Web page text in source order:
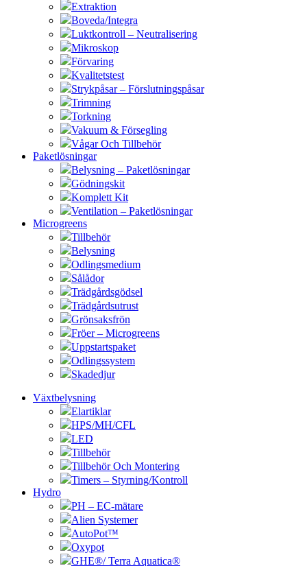
Extraktion
Boveda/Integra
Luktkontroll – Neutralisering
Mikroskop
Förvaring
Kvalitetstest
Strykpåsar – Förslutningspåsar
Trimning
Torkning
Vakuum & Försegling
Vågar Och Tillbehör
Paketlösningar
Belysning – Paketlösningar
Gödningskit
Komplett Kit
Ventilation – Paketlösningar
Microgreens
Tillbehör
Belysning
Odlingsmedium
Sålådor
Trädgårdsgödsel
Trädgårdsutrust
Grönsaksfrön
Fröer – Microgreens
Uppstartspaket
Odlingssystem
Skadedjur
Växtbelysning
Elartiklar
HPS/MH/CFL
LED
Tillbehör
Tillbehör Och Montering
Timers – Styrning/Kontroll
Hydro
PH – EC-mätare
Alien Systemer
AutoPot™
Oxypot
GHE®/ Terra Aquatica®